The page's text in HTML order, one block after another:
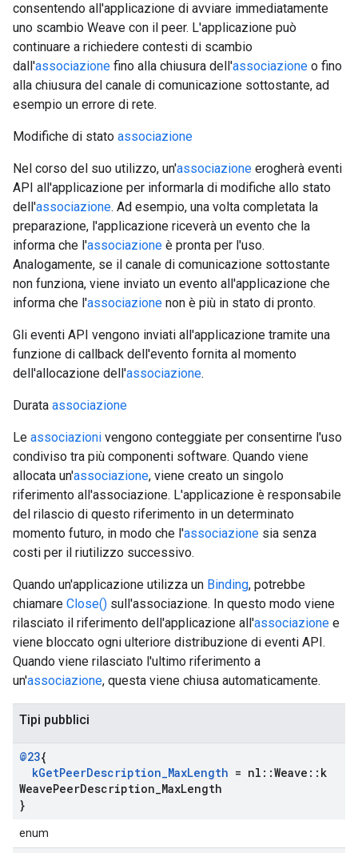
consentendo all'applicazione di avviare immediatamente
uno scambio Weave con il peer. L'applicazione può
continuare a richiedere contesti di scambio
dall'associazione fino alla chiusura dell'associazione o fino
alla chiusura del canale di comunicazione sottostante, ad
esempio un errore di rete.
Modifiche di stato associazione
Nel corso del suo utilizzo, un'associazione erogherà eventi
API all'applicazione per informarla di modifiche allo stato
dell'associazione. Ad esempio, una volta completata la
preparazione, l'applicazione riceverà un evento che la
informa che l'associazione è pronta per l'uso.
Analogamente, se il canale di comunicazione sottostante
non funziona, viene inviato un evento all'applicazione che
informa che l'associazione non è più in stato di pronto.
Gli eventi API vengono inviati all'applicazione tramite una
funzione di callback dell'evento fornita al momento
dell'allocazione dell'associazione.
Durata associazione
Le associazioni vengono conteggiate per consentirne l'uso
condiviso tra più componenti software. Quando viene
allocata un'associazione, viene creato un singolo
riferimento all'associazione. L'applicazione è responsabile
del rilascio di questo riferimento in un determinato
momento futuro, in modo che l'associazione sia senza
costi per il riutilizzo successivo.
Quando un'applicazione utilizza un Binding, potrebbe
chiamare Close() sull'associazione. In questo modo viene
rilasciato il riferimento dell'applicazione all'associazione e
viene bloccato ogni ulteriore distribuzione di eventi API.
Quando viene rilasciato l'ultimo riferimento a
un'associazione, questa viene chiusa automaticamente.
Tipi pubblici
@23{
kGetPeerDescription_MaxLength = nl ::Weave :: k
WeavePeerDescription MaxLength
}
enum